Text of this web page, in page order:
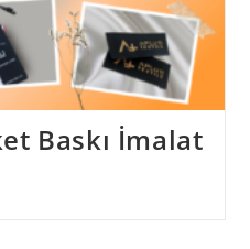
Baskı İmalat